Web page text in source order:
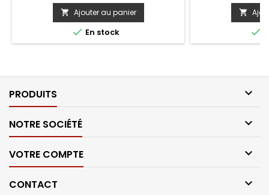
 Ajouter au panier
 En stock


PRODUITS 
NOTRE SOCIÉTÉ 
VOTRE COMPTE 
CONTACT 